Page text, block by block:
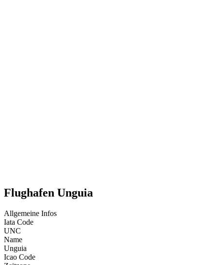
Flughafen Unguia
Allgemeine Infos
Iata Code
UNC
Name
Unguia
Icao Code